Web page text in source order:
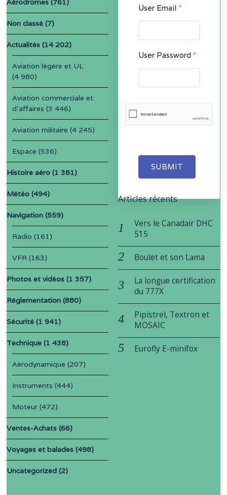
User Email *
User Password *
SUBMIT
Aérodromes (761)
Non classé (7)
Actualités (14 202)
Aviation légère et UL
(4 980)
Aviation commerciale et
d'affaires (3 446)
Aviation militaire (4 245)
Espace (536)
Histoire aéro (1 381)
Météo (494)
Navigation (559)
Radio (161)
VFR (163)
Photos et vidéos (1 357)
Réglementation (880)
Sécurité (1 941)
Technique (1 438)
Aérodynamique (207)
Instruments (444)
Moteur (472)
Ventes-Achats (66)
Voyages et balades (498)
Uncategorized (2)
Articles récents
Vers le Canadair DHC
515
Boulet et son Lama
La longue certification
du 777X
Pipistrel, Textron et
MOSAIC
Eurofly E-minifox